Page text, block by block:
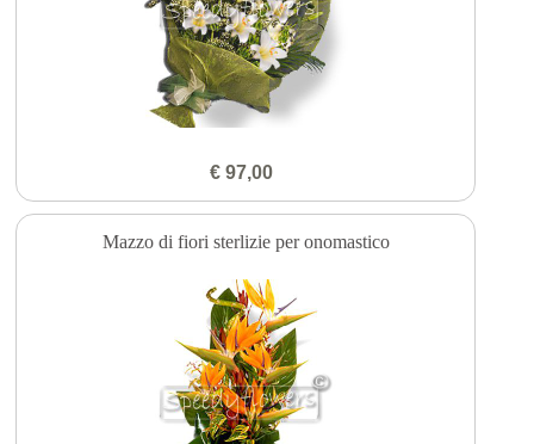
€ 97,00
Mazzo di fiori sterlizie per onomastico